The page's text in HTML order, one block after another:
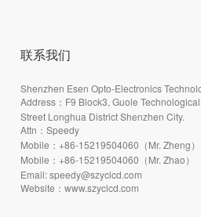
联系我们
Shenzhen Esen Opto-Electronics
Address：F9 Block3, Guole
Street Longhua District Shenzhen City.
Attn：Speedy
Mobile：+86-15219504060（Mr. Zheng）
Mobile：+86-15219504060（Mr. Zhao）
Email: speedy@szyclcd.com
Website：www.szyclcd.com